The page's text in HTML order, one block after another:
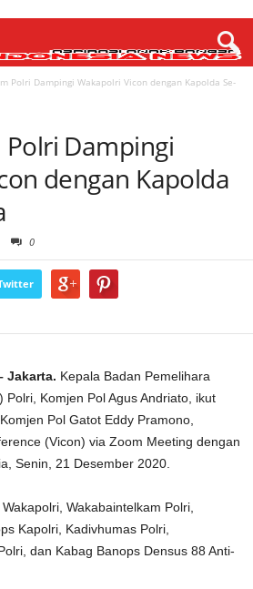
Polri Dampingi Wakapolri Vicon dengan Kapolda Se-
Dampingi
dengan Kapolda
0
Jakarta. Kepala Badan Pemelihara
Polri, Komjen Pol Agus Andriato, ikut
Pol Gatot Eddy Pramono,
(Vicon) via Zoom Meeting dengan
Senin, 21 Desember 2020.
Wakabaintelkam Polri,
Kapolri, Kadivhumas Polri,
dan Kabag Banops Densus 88 Anti-